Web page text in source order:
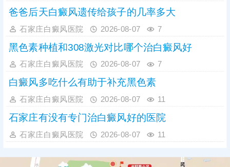
爸爸后天白癜风遗传给孩子的几率多大
石家庄白癜风医院 2026-08-07 7
黑色素种植和308激光对比哪个治白癜风好
石家庄白癜风医院 2026-08-07 7
白癜风多吃什么有助于补充黑色素
石家庄白癜风医院 2026-08-07 11
石家庄有没有专门治白癜风好的医院
石家庄白癜风医院 2026-08-07 11